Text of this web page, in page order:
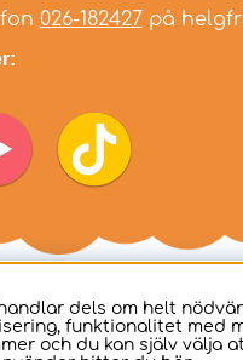
026-182427på
dels om helt
funktionalitet med
och du kan själv välja